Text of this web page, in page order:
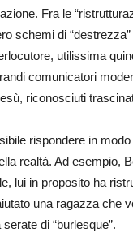
Fra le
schemi di
utilissima
comunicatori
riconosciuti
rispondere in
realtà. Ad esempio,
lui in proposito ha
una ragazza che
di “burlesque”.